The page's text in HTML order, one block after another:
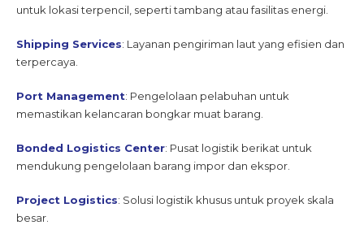
untuk lokasi terpencil, seperti tambang atau fasilitas energi.
Shipping Services: Layanan pengiriman laut yang efisien dan
terpercaya.
Port Management: Pengelolaan pelabuhan untuk
memastikan kelancaran bongkar muat barang.
Bonded Logistics Center: Pusat logistik berikat untuk
mendukung pengelolaan barang impor dan ekspor.
Project Logistics: Solusi logistik khusus untuk proyek skala
besar.